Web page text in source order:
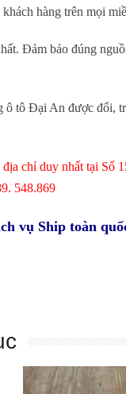
hàng trên mọi
Đảm bảo đúng
ô tô Đại An được đổi,
chỉ duy nhất tại
548.869
vụ Ship toàn